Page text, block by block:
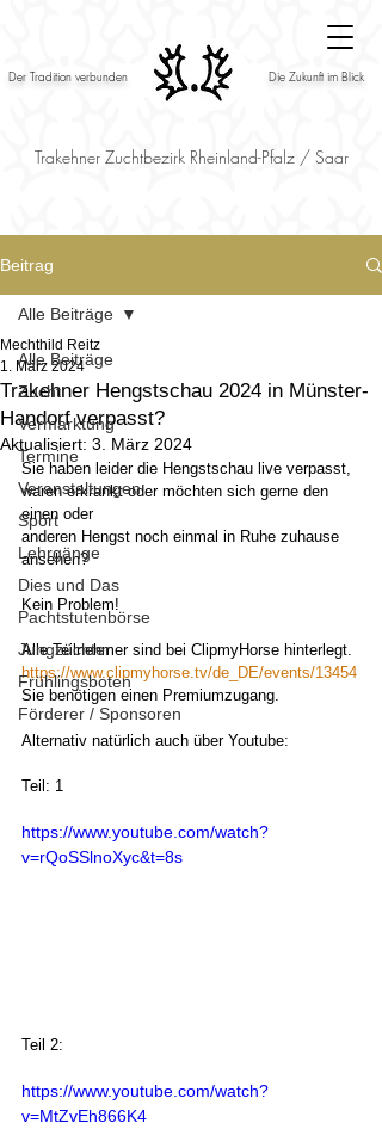
Der Tradition verbunden Die Zukunft im Blick
Trakehner Zuchtbezirk Rheinland-Pfalz / Saar
Beitrag
Alle Beiträge
Zucht
Vermarktung
Termine
Veranstaltungen
Sport
Lehrgänge
Dies und Das
Pachtstutenbörse
Jungzüchter
Frühlingsboten
Förderer / Sponsoren
Alle Beiträge
Trakehner Hengstschau 2024 in Münster-
Handorf verpasst?
Mechthild Reitz
1. März 2024
Aktualisiert: 3. März 2024
Sie haben leider die Hengstschau live verpasst,
waren erkrankt oder möchten sich gerne den
einen oder
anderen Hengst noch einmal in Ruhe zuhause
ansehen?
Kein Problem!
Alle Teilnehmer sind bei ClipmyHorse hinterlegt.
https://www.clipmyhorse.tv/de_DE/events/13454
Sie benötigen einen Premiumzugang.
Alternativ natürlich auch über Youtube:
Teil: 1
https://www.youtube.com/watch?
v=rQoSSlnoXyc&t=8s
Teil 2:
https://www.youtube.com/watch?
v=MtZvEh866K4